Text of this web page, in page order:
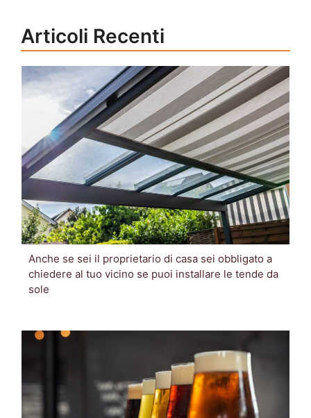
Articoli Recenti
Anche se sei il proprietario di casa sei obbligato a
chiedere al tuo vicino se puoi installare le tende da
sole